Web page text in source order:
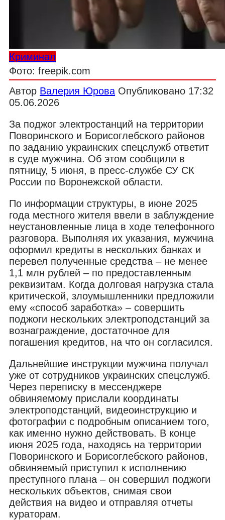
Криминал
Фото: freepik.com
Автор Валерия Юрова Опубликовано 17:32
05.06.2026
За поджог электростанций на территории
Поворинского и Борисоглебского районов
по заданию украинских спецслужб ответит
в суде мужчина. Об этом сообщили в
пятницу, 5 июня, в пресс-службе СУ СК
России по Воронежской области.
По информации структуры, в июне 2025
года местного жителя ввели в заблуждение
неустановленные лица в ходе телефонного
разговора. Выполняя их указания, мужчина
оформил кредиты в нескольких банках и
перевел полученные средства – не менее
1,1 млн рублей – по предоставленным
реквизитам. Когда долговая нагрузка стала
критической, злоумышленники предложили
ему «способ заработка» – совершить
поджоги нескольких электроподстанций за
вознаграждение, достаточное для
погашения кредитов, на что он согласился.
Дальнейшие инструкции мужчина получал
уже от сотрудников украинских спецслужб.
Через переписку в мессенджере
обвиняемому прислали координаты
электроподстанций, видеоинструкцию и
фотографии с подробным описанием того,
как именно нужно действовать. В конце
июня 2025 года, находясь на территории
Поворинского и Борисоглебского районов,
обвиняемый приступил к исполнению
преступного плана – он совершил поджоги
нескольких объектов, снимая свои
действия на видео и отправляя отчеты
кураторам.